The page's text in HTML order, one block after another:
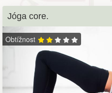
Jóga core.
Obtížnost